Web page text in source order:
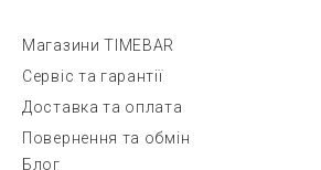
Магазини TIMEBAR
Сервіс та гарантії
Доставка та оплата
Повернення та обмін
Блог